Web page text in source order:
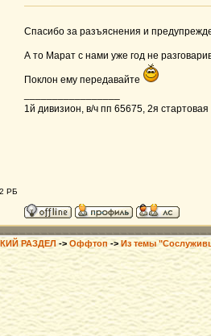
РБ
Спасибо за разъяснения и
А то Марат с нами уже год не
Поклон ему передавайте
1й дивизион, в/ч пп 65675, 2я
РАЗДЕЛ -> Оффтоп -> Из темы